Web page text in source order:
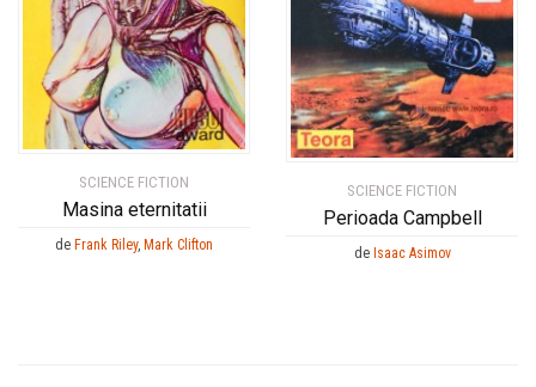
SCIENCE FICTION
Masina eternitatii
de Frank Riley, Mark Clifton
SCIENCE FICTION
Perioada Campbell
de Isaac Asimov